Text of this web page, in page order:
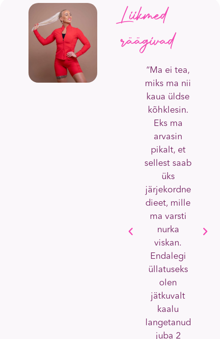
Liikmed
räägivad
“Ma ei tea,
miks ma nii
kaua üldse
kõhklesin.
Eks ma
arvasin
pikalt, et
sellest saab
üks
järjekordne
dieet, mille
ma varsti
nurka
viskan.
Endalegi
üllatuseks
olen
jätkuvalt
kaalu
langetanud
juba 2